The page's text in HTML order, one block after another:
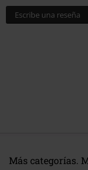
Escribe una reseña
Más categorías.